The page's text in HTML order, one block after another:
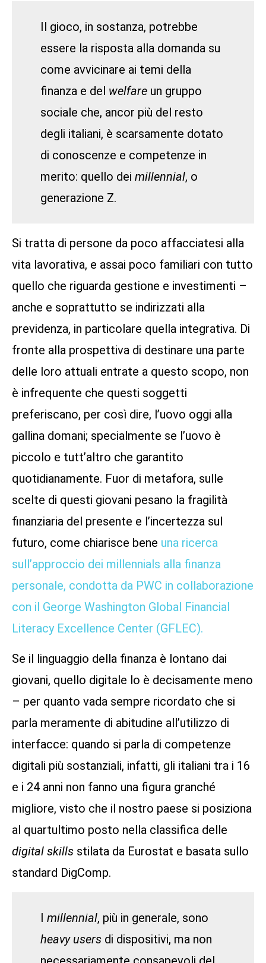
Il gioco, in sostanza, potrebbe
essere la risposta alla domanda su
come avvicinare ai temi della
finanza e del welfare un gruppo
sociale che, ancor più del resto
degli italiani, è scarsamente dotato
di conoscenze e competenze in
merito: quello dei millennial, o
generazione Z.
Si tratta di persone da poco affacciatesi alla
vita lavorativa, e assai poco familiari con tutto
quello che riguarda gestione e investimenti –
anche e soprattutto se indirizzati alla
previdenza, in particolare quella integrativa. Di
fronte alla prospettiva di destinare una parte
delle loro attuali entrate a questo scopo, non
è infrequente che questi soggetti
preferiscano, per così dire, l’uovo oggi alla
gallina domani; specialmente se l’uovo è
piccolo e tutt’altro che garantito
quotidianamente. Fuor di metafora, sulle
scelte di questi giovani pesano la fragilità
finanziaria del presente e l’incertezza sul
futuro, come chiarisce bene una ricerca
sull’approccio dei millennials alla finanza
personale, condotta da PWC in collaborazione
con il George Washington Global Financial
Literacy Excellence Center (GFLEC).
Se il linguaggio della finanza è lontano dai
giovani, quello digitale lo è decisamente meno
– per quanto vada sempre ricordato che si
parla meramente di abitudine all’utilizzo di
interfacce: quando si parla di competenze
digitali più sostanziali, infatti, gli italiani tra i 16
e i 24 anni non fanno una figura granché
migliore, visto che il nostro paese si posiziona
al quartultimo posto nella classifica delle
digital skills stilata da Eurostat e basata sullo
standard DigComp.
I millennial, più in generale, sono
heavy users di dispositivi, ma non